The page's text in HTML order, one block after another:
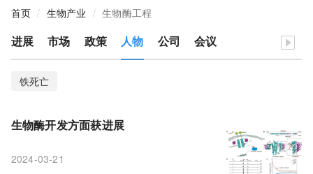
首页 生物产业 生物酶工程
进展 市场 政策 人物 公司 会议
铁死亡
生物酶开发方面获进展
2024-03-21